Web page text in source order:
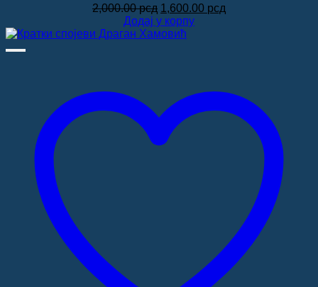
2,000.00рсд Оригинална
цена
је
1,600.00 рсд
Додај у корпу